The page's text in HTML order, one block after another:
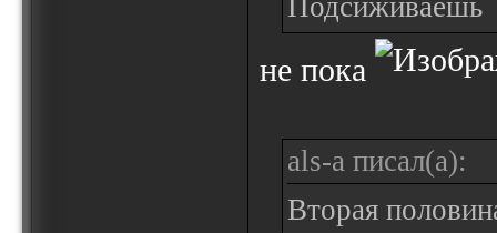
Подсиживаешь
не пока
als-a писал(а):
Вторая